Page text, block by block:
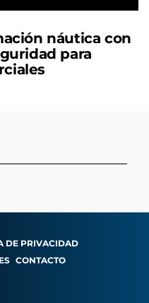
náutica con
para
DE PRIVACIDAD
CONTACTO